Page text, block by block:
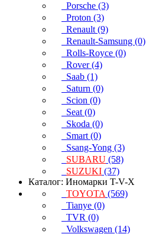
Porsche (3)
Proton (3)
Renault (9)
Renault-Samsung (0)
Rolls-Royce (0)
Rover (4)
Saab (1)
Saturn (0)
Scion (0)
Seat (0)
Skoda (0)
Smart (0)
Ssang-Yong (3)
SUBARU (58)
SUZUKI (37)
Каталог: Иномарки T-V-X
TOYOTA (569)
Tianye (0)
TVR (0)
Volkswagen (14)